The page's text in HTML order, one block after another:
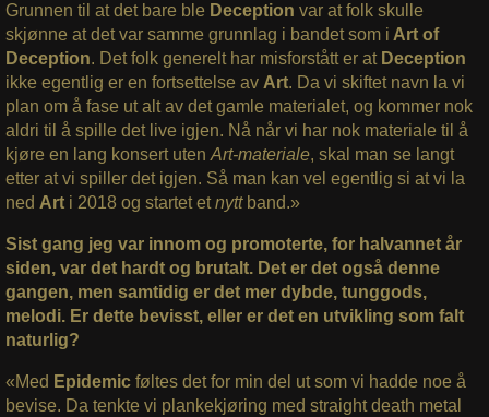
Grunnen til at det bare ble Deception var at folk skulle
skjønne at det var samme grunnlag i bandet som i Art of
Deception. Det folk generelt har misforstått er at Deception
ikke egentlig er en fortsettelse av Art. Da vi skiftet navn la vi
plan om å fase ut alt av det gamle materialet, og kommer nok
aldri til å spille det live igjen. Nå når vi har nok materiale til å
kjøre en lang konsert uten Art-materiale, skal man se langt
etter at vi spiller det igjen. Så man kan vel egentlig si at vi la
ned Art i 2018 og startet etnytt band.»
Sist gang jeg var innom og promoterte, for halvannet år
siden, var det hardt og brutalt. Det er det også denne
gangen, men samtidig er det mer dybde, tunggods,
melodi. Er dette bevisst, eller er det en utvikling som falt
naturlig?
«Med Epidemicføltes det for min del ut som vi hadde noe å
bevise. Da tenkte vi plankekjøring med straight death metal